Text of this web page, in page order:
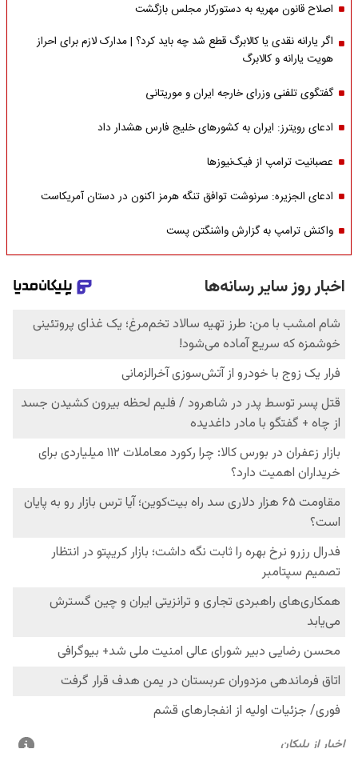
اصلاح قانون مهریه به دستورکار مجلس بازگشت
اگر یارانه نقدی یا کالابرگ قطع شد چه باید کرد؟ | مدارک لازم برای احراز
هویت یارانه و کالابرگ
گفتگوی تلفنی وزرای خارجه ایران و موریتانی
ادعای رویترز: ایران به کشورهای خلیج فارس هشدار داد
عصبانیت ترامپ از فیک‌نیوزها
ادعای الجزیره: سرنوشت توافق تنگه هرمز اکنون در دستان آمریکاست
واکنش ترامپ به گزارش واشنگتن پست